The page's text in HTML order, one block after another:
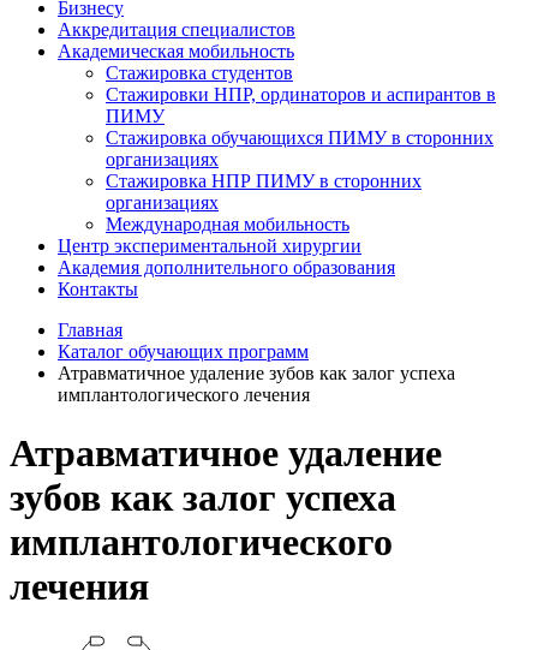
Бизнесу
Аккредитация специалистов
Академическая мобильность
Стажировка студентов
Стажировки НПР, ординаторов и аспирантов в
ПИМУ
Стажировка обучающихся ПИМУ в сторонних
организациях
Стажировка НПР ПИМУ в сторонних
организациях
Международная мобильность
Центр экспериментальной хирургии
Академия дополнительного образования
Контакты
Главная
Каталог обучающих программ
Атравматичное удаление зубов как залог успеха
имплантологического лечения
Атравматичное удаление
зубов как залог успеха
имплантологического
лечения